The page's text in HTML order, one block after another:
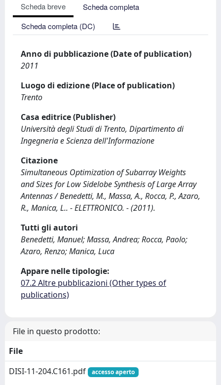
Scheda breve
Scheda completa
Scheda completa (DC)
Anno di pubblicazione (Date of publication)
2011
Luogo di edizione (Place of publication)
Trento
Casa editrice (Publisher)
Università degli Studi di Trento, Dipartimento di
Ingegneria e Scienza dell'Informazione
Citazione
Simultaneous Optimization of Subarray Weights
and Sizes for Low Sidelobe Synthesis of Large Array
Antennas / Benedetti, M., Massa, A., Rocca, P., Azaro,
R., Manica, L.. - ELETTRONICO. - (2011).
Tutti gli autori
Benedetti, Manuel; Massa, Andrea; Rocca, Paolo;
Azaro, Renzo; Manica, Luca
Appare nelle tipologie:
07.2 Altre pubblicazioni (Other types of
publications)
File in questo prodotto:
File
DISI-11-204.C161.pdf
accesso aperto